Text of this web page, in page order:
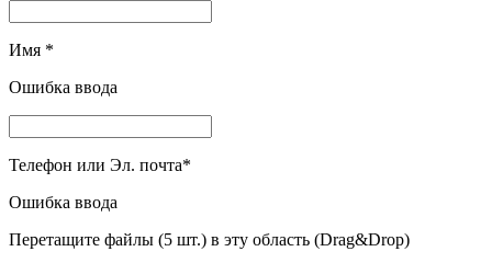
Имя *
Ошибка ввода
Телефон или Эл. почта*
Ошибка ввода
Перетащите файлы (5 шт.) в эту область (Drag&Drop)